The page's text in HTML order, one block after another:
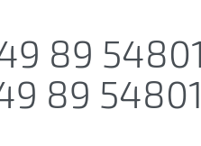
89
89